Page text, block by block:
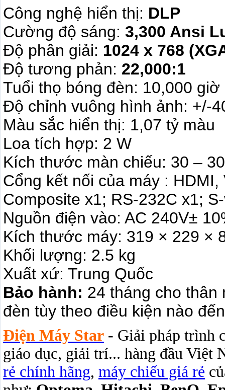
Công nghệ hiển thị: DLP
Cường độ sáng: 3,300 Ansi
Độ phân giải: 1024 x 768
Độ tương phản: 22,000:1
Tuổi thọ bóng đèn: 10,000 giờ
Độ chỉnh vuông hình ảnh: +/-
Màu sắc hiển thị: 1,07 tỷ màu
Loa tích hợp: 2 W
Kích thước màn chiếu: 30 –
Cổng kết nối của máy :
Composite x1; RS-232C x1;
Nguồn điện vào: AC 240V±
Kích thước máy: 319 × 229 ×
Khối lượng: 2.5 kg
Xuất xứ: Trung Quốc
Bảo hành: 24 tháng cho thân
đèn tùy theo điều kiện nào
Điện Máy Star - Giải pháp trình
giáo dục, giải trí... hàng đầu Việt
rẻ chính hãng, máy chiếu giá rẻ